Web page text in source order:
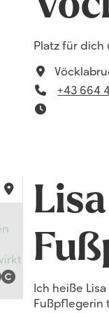
Platz für dich
Telefon
+43 664
Copyright
Ich heiße
Fußpflegerin